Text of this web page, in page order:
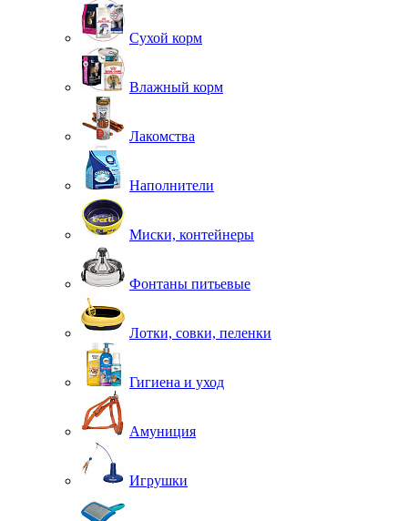
Сухой корм
Влажный корм
Лакомства
Наполнители
Миски, контейнеры
Фонтаны питьевые
Лотки, совки, пеленки
Гигиена и уход
Амуниция
Игрушки